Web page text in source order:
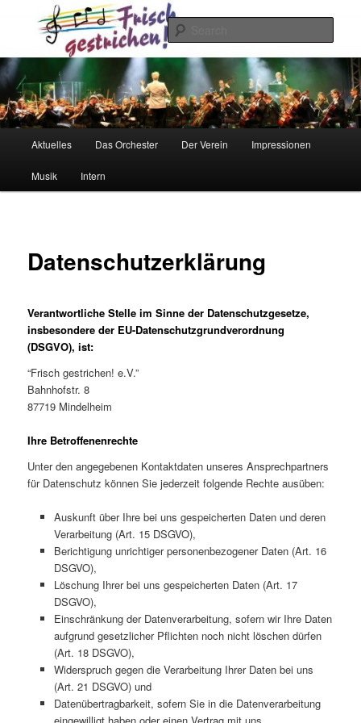
content Frisch gestrichen!
Aktuelles Das Orchester Der Verein Impressionen
Musik Intern
Datenschutzerklärung
Verantwortliche Stelle im Sinne der Datenschutzgesetze,
insbesondere der EU-Datenschutzgrundverordnung
(DSGVO), ist:
“Frisch gestrichen! e.V.”
Bahnhofstr. 8
87719 Mindelheim
Ihre Betroffenenrechte
Unter den angegebenen Kontaktdaten unseres Ansprechpartners
für Datenschutz können Sie jederzeit folgende Rechte ausüben:
Auskunft über Ihre bei uns gespeicherten Daten und deren
Verarbeitung (Art. 15 DSGVO),
Berichtigung unrichtiger personenbezogener Daten (Art. 16
DSGVO),
Löschung Ihrer bei uns gespeicherten Daten (Art. 17
DSGVO),
Einschränkung der Datenverarbeitung, sofern wir Ihre Daten
aufgrund gesetzlicher Pflichten noch nicht löschen dürfen
(Art. 18 DSGVO),
Widerspruch gegen die Verarbeitung Ihrer Daten bei uns
(Art. 21 DSGVO) und
Datenübertragbarkeit, sofern Sie in die Datenverarbeitung